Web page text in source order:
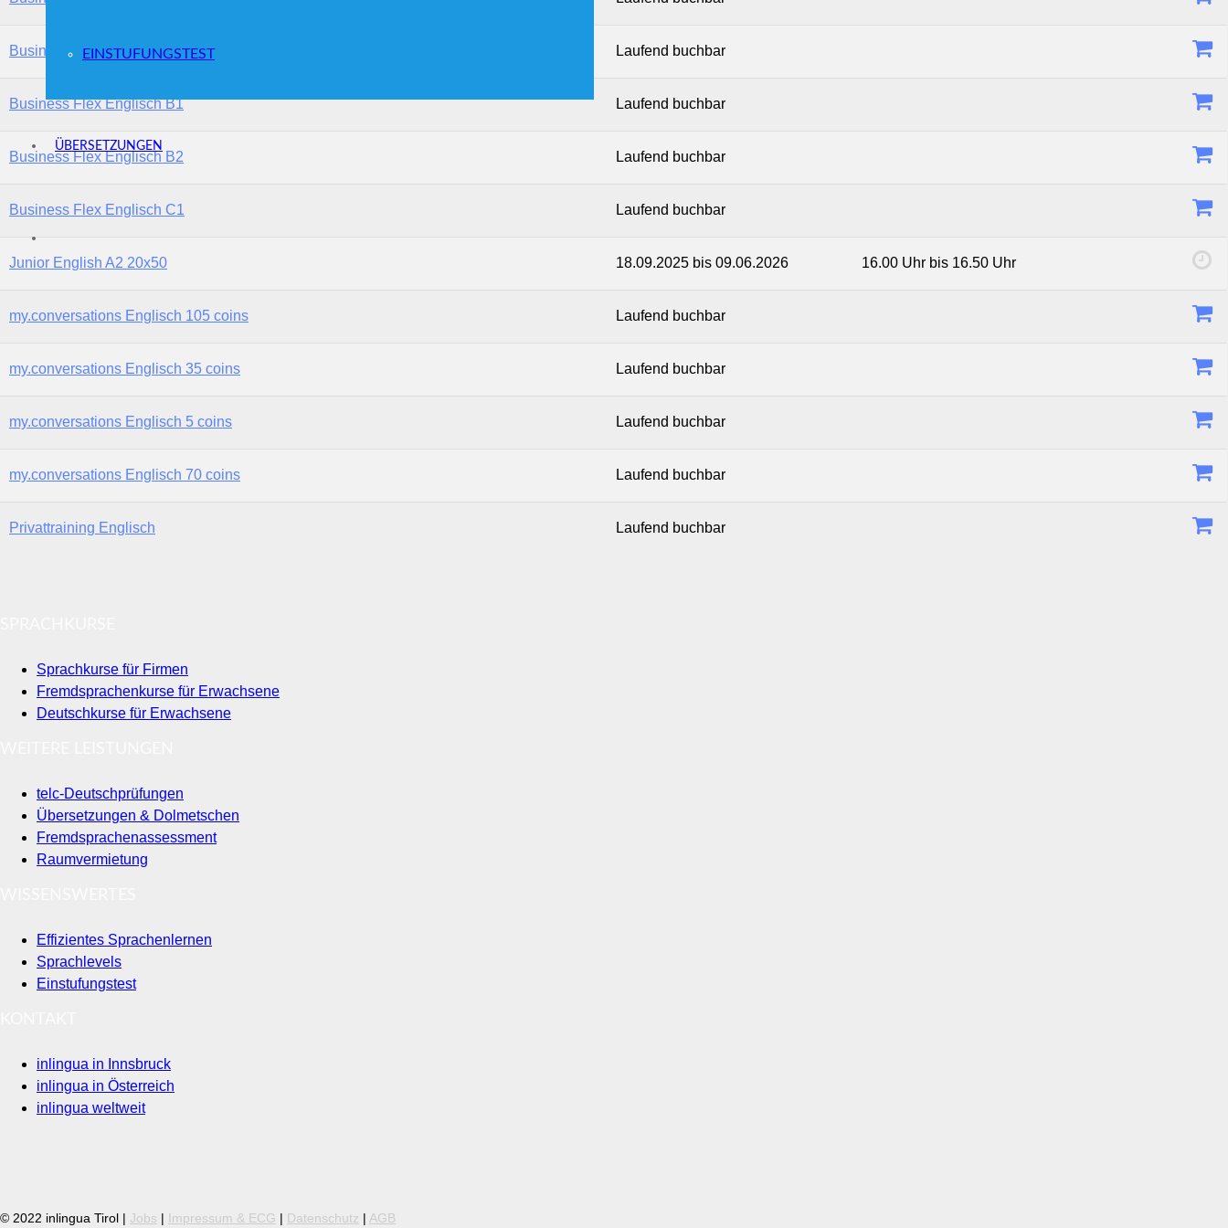
EINSTUFUNGSTEST
ÜBERSETZUNGEN
Business Flex Englisch A2 Laufend buchbar
Business Flex Englisch B1 Laufend buchbar
Business Flex Englisch B2 Laufend buchbar
Business Flex Englisch C1 Laufend buchbar
Junior English A2 20x50 18.09.2025 bis 09.06.2026 16.00 Uhr bis 16.50 Uhr
my.conversations Englisch 105 coins Laufend buchbar
my.conversations Englisch 35 coins Laufend buchbar
my.conversations Englisch 5 coins Laufend buchbar
my.conversations Englisch 70 coins Laufend buchbar
Privattraining Englisch Laufend buchbar
Sprachkurse für Firmen
Fremdsprachenkurse für Erwachsene
Deutschkurse für Erwachsene
telc-Deutschprüfungen
Übersetzungen & Dolmetschen
Fremdsprachenassessment
Raumvermietung
Effizientes Sprachenlernen
Sprachlevels
Einstufungstest
inlingua in Innsbruck
inlingua in Österreich
inlingua weltweit
© 2022 inlingua Tirol | Jobs | Impressum & ECG | Datenschutz | AGB